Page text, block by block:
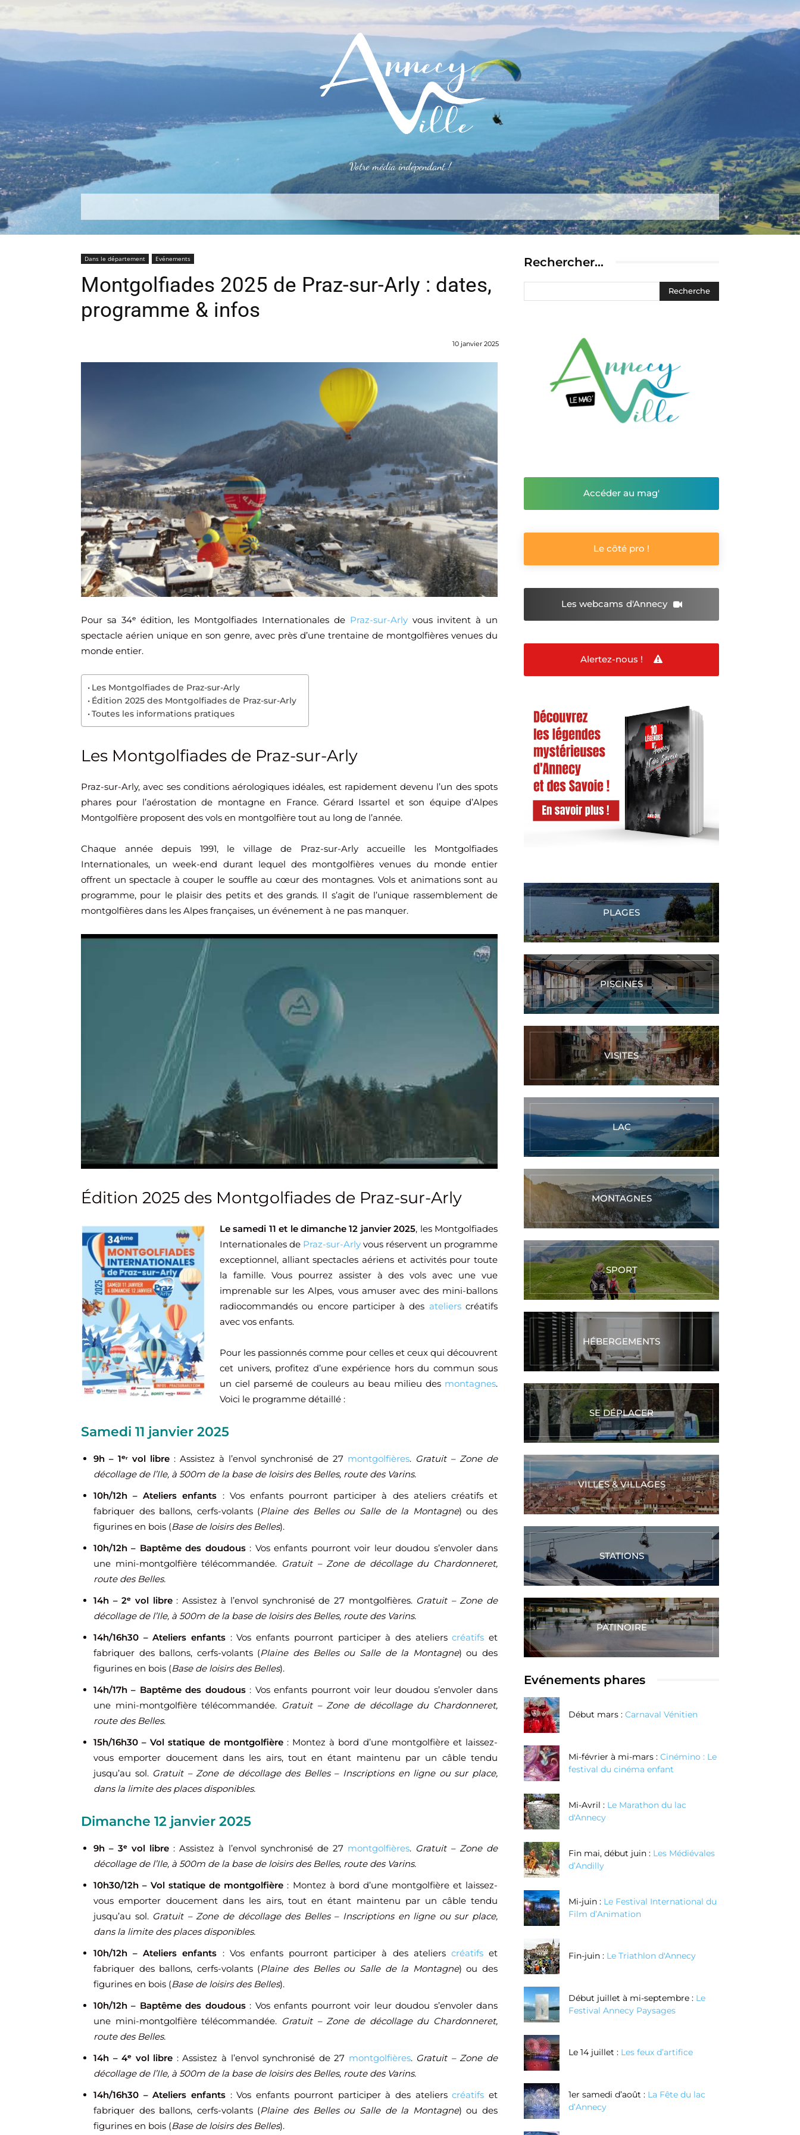
Votre média indépendant !
Alertez-nous Plus
Dans le département Evénements
Montgolfiades 2025 de Praz-sur-Arly : dates,
programme & infos
10 janvier 2025
Pour sa 34ᵉ édition, les Montgolfiades Internationales dePraz-sur-Arlyvous invitent à un
spectacle aérien unique en son genre, avec près d’une trentaine de montgolfières venues du
monde entier.
Les Montgolfiades de Praz-sur-Arly
Édition 2025 des Montgolfiades de Praz-sur-Arly
Toutes les informations pratiques
Les Montgolfiades de Praz-sur-Arly
Praz-sur-Arly, avec ses conditions aérologiques idéales, est rapidement devenu l’un des spots
phares pour l’aérostation de montagne en France. Gérard Issartel et son équipe d’Alpes
Montgolfière proposent des vols en montgolfière tout au long de l’année.
Chaque année depuis 1991, le village de Praz-sur-Arly accueille les Montgolfiades
Internationales, un week-end durant lequel des montgolfières venues du monde entier
offrent un spectacle à couper le souffle au cœur des montagnes. Vols et animations sont au
programme, pour le plaisir des petits et des grands. Il s’agit de l’unique rassemblement de
montgolfières dans les Alpes françaises, un événement à ne pas manquer.
Édition 2025 des Montgolfiades de Praz-sur-Arly
Le samedi 11 et le dimanche 12 janvier 2025, les Montgolfiades
Internationales de Praz-sur-Arly vous réservent un programme
exceptionnel, alliant spectacles aériens et activités pour toute
la famille. Vous pourrez assister à des vols avec une vue
imprenable sur les Alpes, vous amuser avec des mini-ballons
radiocommandés ou encore participer à des atelierscréatifs
avec vos enfants.
Pour les passionnés comme pour celles et ceux qui découvrent
cet univers, profitez d’une expérience hors du commun sous
un ciel parsemé de couleurs au beau milieu des montagnes.
Voici le programme détaillé :
Samedi 11 janvier 2025
9h – 1ᵉʳ vol libre : Assistez à l’envol synchronisé de 27 montgolfières. Gratuit – Zone de
décollage de l’Ile, à 500m de la base de loisirs des Belles, route des Varins.
10h/12h – Ateliers enfants : Vos enfants pourront participer à des ateliers créatifs et
fabriquer des ballons, cerfs-volants (Plaine des Belles ou Salle de la Montagne) ou des
figurines en bois (Base de loisirs des Belles).
10h/12h – Baptême des doudous: Vos enfants pourront voir leur doudou s’envoler dans
une mini-montgolfière télécommandée. Gratuit – Zone de décollage du Chardonneret,
route des Belles.
14h – 2ᵉ vol libre: Assistez à l’envol synchronisé de 27 montgolfières. Gratuit – Zone de
décollage de l’Ile, à 500m de la base de loisirs des Belles, route des Varins.
14h/16h30 – Ateliers enfants : Vos enfants pourront participer à des atelierscréatifs et
fabriquer des ballons, cerfs-volants (Plaine des Belles ou Salle de la Montagne) ou des
figurines en bois (Base de loisirs des Belles).
14h/17h – Baptême des doudous: Vos enfants pourront voir leur doudou s’envoler dans
une mini-montgolfière télécommandée. Gratuit – Zone de décollage du Chardonneret,
route des Belles.
15h/16h30 – Vol statique de montgolfière: Montez à bord d’une montgolfière et laissez-
vous emporter doucement dans les airs, tout en étant maintenu par un câble tendu
jusqu’au sol. Gratuit – Zone de décollage des Belles – Inscriptions en ligne ou sur place,
dans la limite des places disponibles.
Dimanche 12 janvier 2025
9h – 3ᵉ vol libre : Assistez à l’envol synchronisé de 27 montgolfières. Gratuit – Zone de
décollage de l’Ile, à 500m de la base de loisirs des Belles, route des Varins.
10h30/12h – Vol statique de montgolfière : Montez à bord d’une montgolfière et laissez-
vous emporter doucement dans les airs, tout en étant maintenu par un câble tendu
jusqu’au sol. Gratuit – Zone de décollage des Belles – Inscriptions en ligne ou sur place,
dans la limite des places disponibles.
10h/12h – Ateliers enfants : Vos enfants pourront participer à des ateliers créatifset
fabriquer des ballons, cerfs-volants (Plaine des Belles ou Salle de la Montagne) ou des
figurines en bois (Base de loisirs des Belles).
10h/12h – Baptême des doudous: Vos enfants pourront voir leur doudou s’envoler dans
une mini-montgolfière télécommandée. Gratuit – Zone de décollage du Chardonneret,
route des Belles.
14h – 4ᵉ vol libre : Assistez à l’envol synchronisé de 27 montgolfières. Gratuit – Zone de
décollage de l’Ile, à 500m de la base de loisirs des Belles, route des Varins.
14h/16h30 – Ateliers enfants : Vos enfants pourront participer à des atelierscréatifs et
fabriquer des ballons, cerfs-volants (Plaine des Belles ou Salle de la Montagne) ou des
figurines en bois (Base de loisirs des Belles).
Rechercher…
Accéder au mag'
Le côté pro !
Les webcams d'Annecy
Alertez-nous !
PLAGES
PISCINES
VISITES
LAC
MONTAGNES
SPORT
HÉBERGEMENTS
SE DÉPLACER
VILLES & VILLAGES
STATIONS
PATINOIRE
Evénements phares
Début mars : Carnaval Vénitien
Mi-février à mi-mars : Cinémino : Le
festival du cinéma enfant
Mi-Avril : Le Marathon du lac
d'Annecy
Fin mai, début juin : Les Médiévales
d’Andilly
Mi-juin : Le Festival International du
Film d’Animation
Fin-juin : Le Triathlon d'Annecy
Début juillet à mi-septembre : Le
Festival Annecy Paysages
Le 14 juillet : Les feux d’artifice
1er samedi d’août : La Fête du lac
d’Annecy